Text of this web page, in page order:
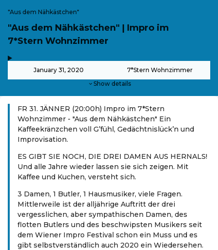
"Aus dem Nähkästchen"
"Aus dem Nähkästchen" | Impro im
7*Stern Wohnzimmer
January 31, 2020 7*Stern Wohnzimmer
Show details
FR 31. JÄNNER (20:00h) Impro im 7*Stern
Wohnzimmer - "Aus dem Nähkästchen" Ein
Kaffeekränzchen voll G’fühl, Gedächtnislück’n und
Improvisation.
ES GIBT SIE NOCH, DIE DREI DAMEN AUS HERNALS!
Und alle Jahre wieder lassen sie sich zeigen. Mit
Kaffee und Kuchen, versteht sich.
3 Damen, 1 Butler, 1 Hausmusiker, viele Fragen.
Mittlerweile ist der alljährige Auftritt der drei
vergesslichen, aber sympathischen Damen, des
flotten Butlers und des beschwipsten Musikers seit
dem Wiener Impro Festival schon ein Muss und es
gibt selbstverständlich auch 2020 ein Wiedersehen.